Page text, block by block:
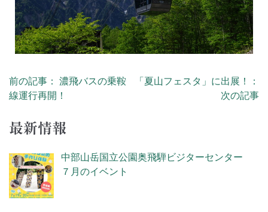
前の記事： 濃飛バスの乗鞍
線運行再開！
「夏山フェスタ」に出展！：
次の記事
最新情報
中部山岳国立公園奥飛騨ビジターセンター
７月のイベント